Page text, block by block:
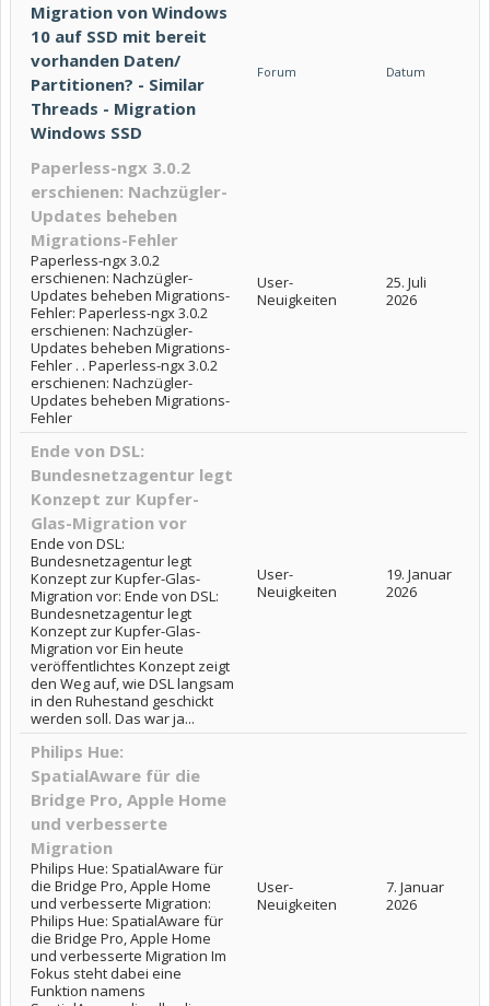
Migration von Windows
10 auf SSD mit bereit
vorhanden Daten/
Partitionen? - Similar
Threads - Migration
Windows SSD
Forum Datum
Paperless-ngx 3.0.2
erschienen: Nachzügler-
Updates beheben
Migrations-Fehler
Paperless-ngx 3.0.2
erschienen: Nachzügler-
Updates beheben Migrations-
Fehler: Paperless-ngx 3.0.2
erschienen: Nachzügler-
Updates beheben Migrations-
Fehler . . Paperless-ngx 3.0.2
erschienen: Nachzügler-
Updates beheben Migrations-
Fehler
User-
Neuigkeiten
25. Juli
2026
Ende von DSL:
Bundesnetzagentur legt
Konzept zur Kupfer-
Glas-Migration vor
Ende von DSL:
Bundesnetzagentur legt
Konzept zur Kupfer-Glas-
Migration vor: Ende von DSL:
Bundesnetzagentur legt
Konzept zur Kupfer-Glas-
Migration vor Ein heute
veröffentlichtes Konzept zeigt
den Weg auf, wie DSL langsam
in den Ruhestand geschickt
werden soll. Das war ja...
User-
Neuigkeiten
19. Januar
2026
Philips Hue:
SpatialAware für die
Bridge Pro, Apple Home
und verbesserte
Migration
Philips Hue: SpatialAware für
die Bridge Pro, Apple Home
und verbesserte Migration:
Philips Hue: SpatialAware für
die Bridge Pro, Apple Home
und verbesserte Migration Im
Fokus steht dabei eine
Funktion namens
User-
Neuigkeiten
7. Januar
2026